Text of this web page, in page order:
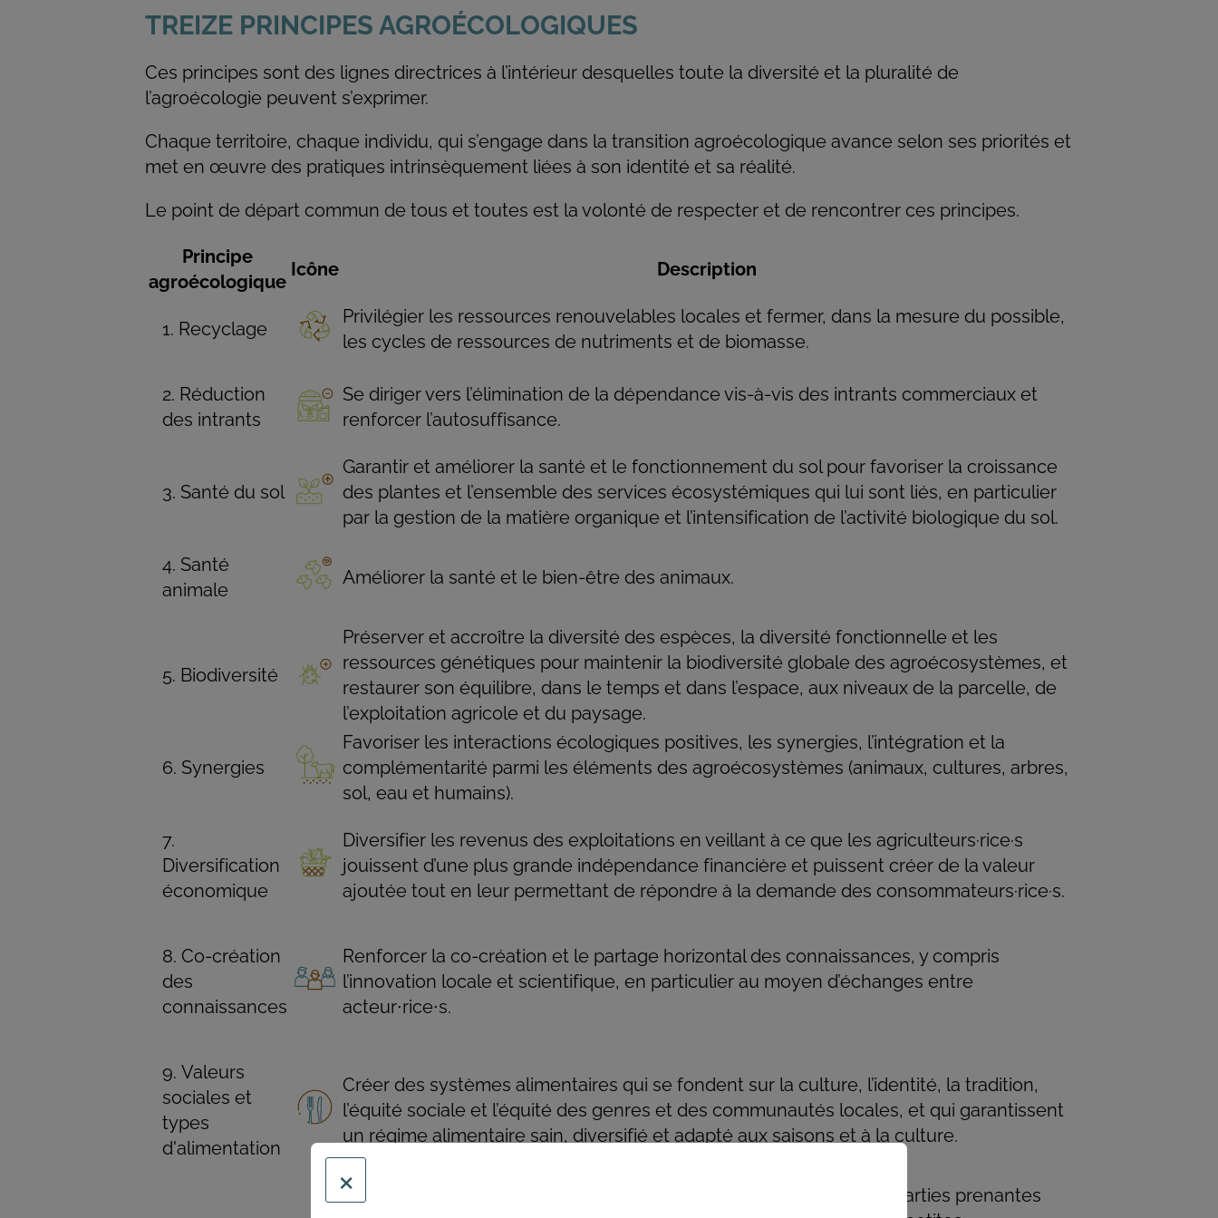
TREIZE PRINCIPES AGROÉCOLOGIQUES
Ces principes sont des lignes directrices à l’intérieur desquelles toute la diversité et la pluralité de
l’agroécologie peuvent s’exprimer.
Chaque territoire, chaque individu, qui s’engage dans la transition agroécologique avance selon ses priorités et
met en œuvre des pratiques intrinsèquement liées à son identité et sa réalité.
Le point de départ commun de tous et toutes est la volonté de respecter et de rencontrer ces principes.
Principe
agroécologique
Icône Description
Recyclage
Privilégier les ressources renouvelables locales et fermer, dans la mesure du possible,
les cycles de ressources de nutriments et de biomasse.
Réduction
des intrants
Se diriger vers l’élimination de la dépendance vis-à-vis des intrants commerciaux et
renforcer l’autosuffisance.
Santé du sol
Garantir et améliorer la santé et le fonctionnement du sol pour favoriser la croissance
des plantes et l’ensemble des services écosystémiques qui lui sont liés, en particulier
par la gestion de la matière organique et l’intensification de l’activité biologique du sol.
Santé
animale
Améliorer la santé et le bien-être des animaux.
Biodiversité
Préserver et accroître la diversité des espèces, la diversité fonctionnelle et les
ressources génétiques pour maintenir la biodiversité globale des agroécosystèmes, et
restaurer son équilibre, dans le temps et dans l’espace, aux niveaux de la parcelle, de
l’exploitation agricole et du paysage.
Synergies
Favoriser les interactions écologiques positives, les synergies, l’intégration et la
complémentarité parmi les éléments des agroécosystèmes (animaux, cultures, arbres,
sol, eau et humains).
Diversification
économique
Diversifier les revenus des exploitations en veillant à ce que les agriculteurs·rice·s
jouissent d’une plus grande indépendance financière et puissent créer de la valeur
ajoutée tout en leur permettant de répondre à la demande des consommateurs·rice·s.
Co-création
des
connaissances
Renforcer la co-création et le partage horizontal des connaissances, y compris
l’innovation locale et scientifique, en particulier au moyen d’échanges entre
acteur∙rice∙s.
Valeurs
sociales et
types
d'alimentation
Créer des systèmes alimentaires qui se fondent sur la culture, l’identité, la tradition,
l’équité sociale et l’équité des genres et des communautés locales, et qui garantissent
un régime alimentaire sain, diversifié et adapté aux saisons et à la culture.
Garantir des moyens d’existence dignes et fiables pour toutes les parties prenantes
×